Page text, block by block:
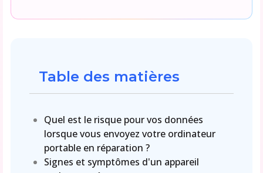
Table des matières
Quel est le risque pour vos données
lorsque vous envoyez votre ordinateur
portable en réparation ?
Signes et symptômes d'un appareil